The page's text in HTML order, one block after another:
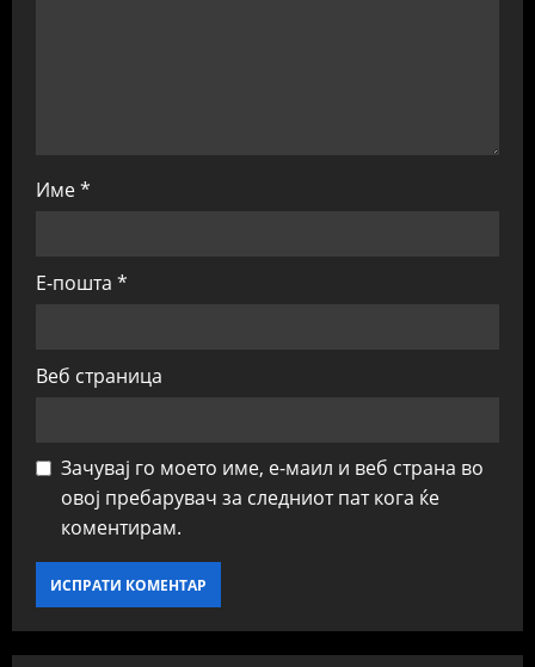
Име*
Е-пошта *
Веб страница
Зачувај го моето име, е-маил и веб страна во
овој пребарувач за следниот пат кога ќе
коментирам.